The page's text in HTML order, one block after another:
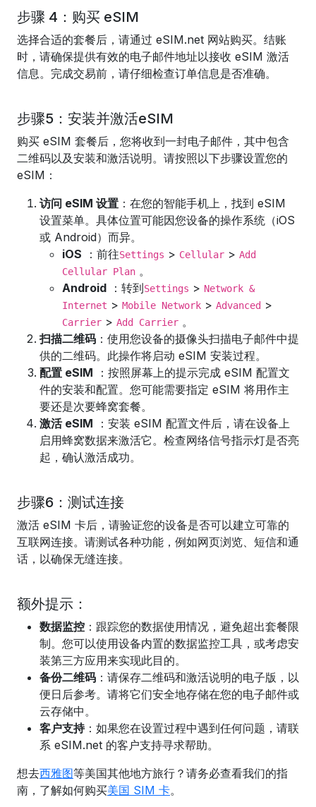
步骤 4：购买 eSIM
选择合适的套餐后，请通过 eSIM.net 网站购买。结账
时，请确保提供有效的电子邮件地址以接收 eSIM 激活
信息。完成交易前，请仔细检查订单信息是否准确。
步骤5：安装并激活eSIM
购买 eSIM 套餐后，您将收到一封电子邮件，其中包含
二维码以及安装和激活说明。请按照以下步骤设置您的
eSIM：
访问 eSIM 设置 ：在您的智能手机上，找到 eSIM
设置菜单。具体位置可能因您设备的操作系统（iOS
或 Android）而异。
iOS ：前往Settings > Cellular > Add
Cellular Plan 。
Android ：转到Settings > Network &
Internet > Mobile Network > Advanced >
Carrier > Add Carrier 。
扫描二维码 ：使用您设备的摄像头扫描电子邮件中提
供的二维码。此操作将启动 eSIM 安装过程。
配置 eSIM ：按照屏幕上的提示完成 eSIM 配置文
件的安装和配置。您可能需要指定 eSIM 将用作主
要还是次要蜂窝套餐。
激活 eSIM ：安装 eSIM 配置文件后，请在设备上
启用蜂窝数据来激活它。检查网络信号指示灯是否亮
起，确认激活成功。
步骤6：测试连接
激活 eSIM 卡后，请验证您的设备是否可以建立可靠的
互联网连接。请测试各种功能，例如网页浏览、短信和通
话，以确保无缝连接。
额外提示：
数据监控 ：跟踪您的数据使用情况，避免超出套餐限
制。您可以使用设备内置的数据监控工具，或考虑安
装第三方应用来实现此目的。
备份二维码 ：请保存二维码和激活说明的电子版，以
便日后参考。请将它们安全地存储在您的电子邮件或
云存储中。
客户支持：如果您在设置过程中遇到任何问题，请联
系 eSIM.net 的客户支持寻求帮助。
想去西雅图等美国其他地方旅行？请务必查看我们的指
南，了解如何购买美国 SIM 卡。